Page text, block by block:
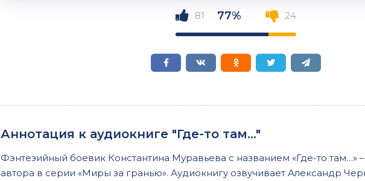
81 77% 24
Аннотация к аудиокниге "Где-то там…"
Фэнтезийный боевик Константина Муравьева с названием «Где-то там…»
автора в серии «Миры за гранью». Аудиокнигу озвучивает Александр